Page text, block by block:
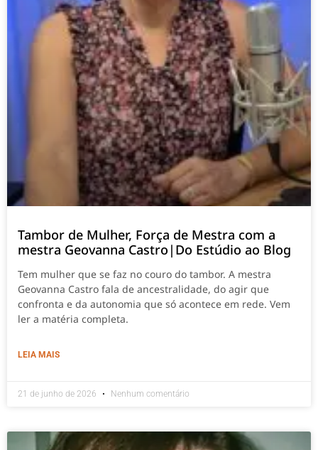
Tambor de Mulher, Força de Mestra com a
mestra Geovanna Castro|Do Estúdio ao Blog
Tem mulher que se faz no couro do tambor. A mestra
Geovanna Castro fala de ancestralidade, do agir que
confronta e da autonomia que só acontece em rede. Vem
ler a matéria completa.
LEIA MAIS
21 de junho de 2026 Nenhum comentário